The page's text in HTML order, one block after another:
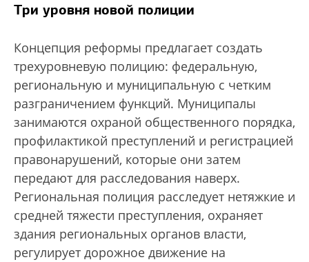
Три уровня новой полиции
Концепция реформы предлагает создать
трехуровневую полицию: федеральную,
региональную и муниципальную с четким
разграничением функций. Муниципалы
занимаются охраной общественного порядка,
профилактикой преступлений и регистрацией
правонарушений, которые они затем
передают для расследования наверх.
Региональная полиция расследует нетяжкие и
средней тяжести преступления, охраняет
здания региональных органов власти,
регулирует дорожное движение на